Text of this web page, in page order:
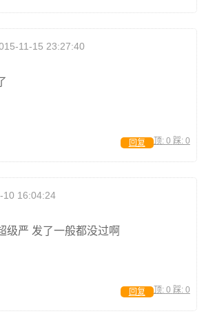
11-15 23:27:40
顶: 0 踩: 0
回复
10 16:04:24
级严 发了一般都没过啊
顶: 0 踩: 0
回复